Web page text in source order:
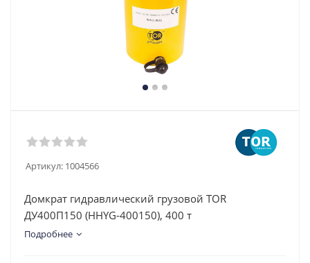
Артикул: 1004566
Домкрат гидравлический грузовой TOR
ДУ400П150 (HHYG-400150), 400 т
Подробнее